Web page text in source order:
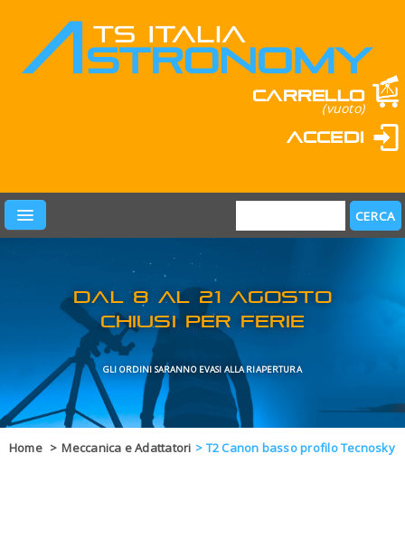
Carrello
(vuoto)
Accedi
PRODOTTI
LEARN & FUN
MARCHI
OFFERTE
Home > Meccanica e Adattatori > T2 Canon basso profilo Tecnosky